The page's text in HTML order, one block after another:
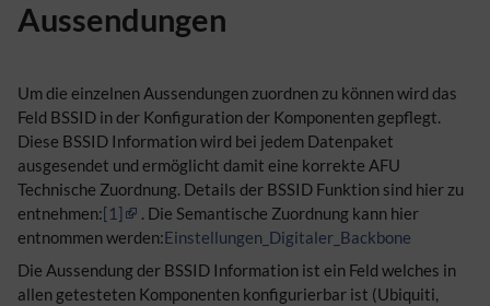
Aussendungen
Um die einzelnen Aussendungen zuordnen zu können wird das
Feld BSSID in der Konfiguration der Komponenten gepflegt.
Diese BSSID Information wird bei jedem Datenpaket
ausgesendet und ermöglicht damit eine korrekte AFU
Technische Zuordnung. Details der BSSID Funktion sind hier zu
entnehmen:[1]
. Die Semantische Zuordnung kann hier
entnommen werden:Einstellungen_Digitaler_Backbone
Die Aussendung der BSSID Information ist ein Feld welches in
allen getesteten Komponenten konfigurierbar ist (Ubiquiti,